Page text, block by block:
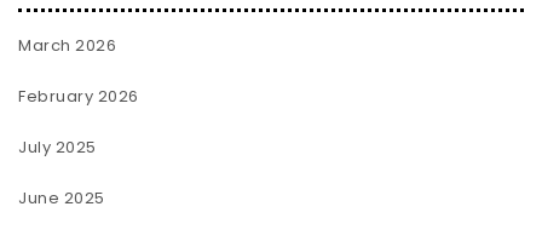
March 2026
February 2026
July 2025
June 2025